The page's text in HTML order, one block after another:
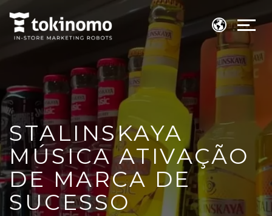
STALINSKAYA
MÚSICA ATIVAÇÃO
DE MARCA DE
SUCESSO